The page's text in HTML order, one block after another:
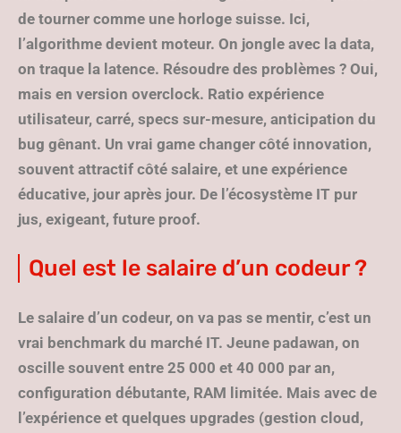
de tourner comme une horloge suisse. Ici,
l’algorithme devient moteur. On jongle avec la data,
on traque la latence. Résoudre des problèmes ? Oui,
mais en version overclock. Ratio expérience
utilisateur, carré, specs sur-mesure, anticipation du
bug gênant. Un vrai game changer côté innovation,
souvent attractif côté salaire, et une expérience
éducative, jour après jour. De l’écosystème IT pur
jus, exigeant, future proof.
Quel est le salaire d’un codeur ?
Le salaire d’un codeur, on va pas se mentir, c’est un
vrai benchmark du marché IT. Jeune padawan, on
oscille souvent entre 25 000 et 40 000 par an,
configuration débutante, RAM limitée. Mais avec de
l’expérience et quelques upgrades (gestion cloud,